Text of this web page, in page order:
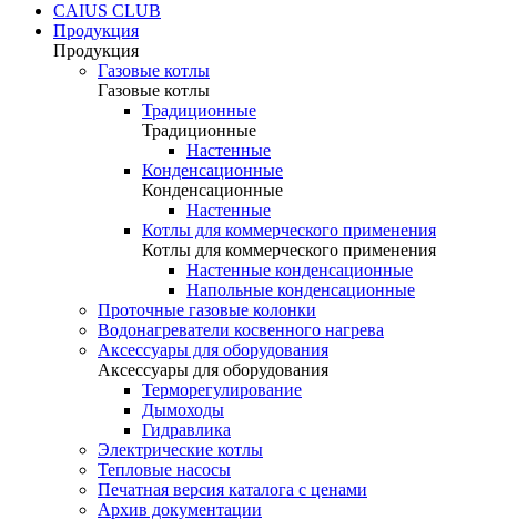
CAIUS CLUB
Продукция
Продукция
Газовые котлы
Газовые котлы
Традиционные
Традиционные
Настенные
Конденсационные
Конденсационные
Настенные
Котлы для коммерческого применения
Котлы для коммерческого применения
Настенные конденсационные
Напольные конденсационные
Проточные газовые колонки
Водонагреватели косвенного нагрева
Аксессуары для оборудования
Аксессуары для оборудования
Терморегулирование
Дымоходы
Гидравлика
Электрические котлы
Тепловые насосы
Печатная версия каталога с ценами
Архив документации